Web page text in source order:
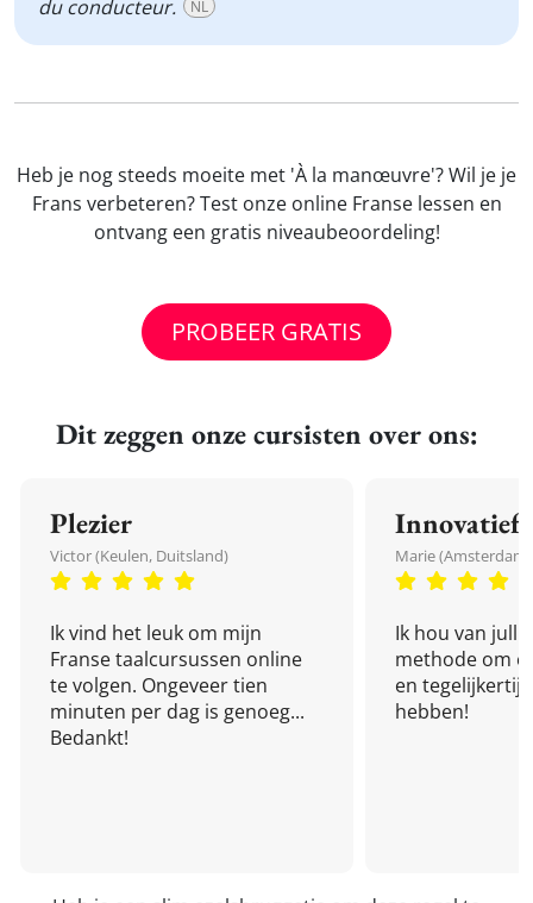
du conducteur. NL
Heb je nog steeds moeite met 'À la manœuvre'? Wil je je
Frans verbeteren? Test onze online Franse lessen en
ontvang een gratis niveaubeoordeling!
PROBEER GRATIS
Dit zeggen onze cursisten over ons:
Plezier
Victor (Keulen, Duitsland)
Ik vind het leuk om mijn
Franse taalcursussen online
te volgen. Ongeveer tien
minuten per dag is genoeg...
Bedankt!
Innovatief
Marie
Ik hou van
methode om
en
hebben!